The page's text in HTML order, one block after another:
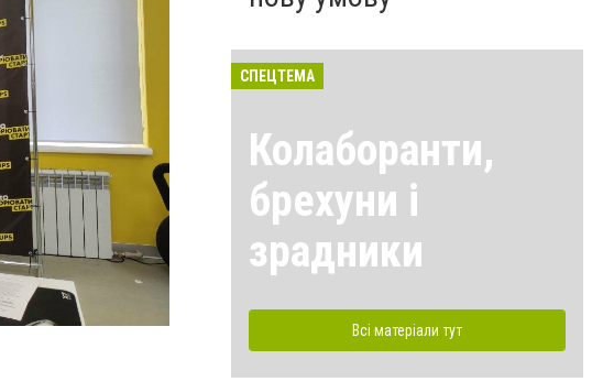
СПЕЦТЕМА
Колаборанти,
брехуни і
зрадники
Всі матеріали тут